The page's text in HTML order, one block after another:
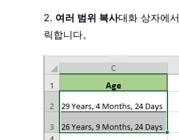
2. 여러 범위 복사대화 상자에서
릭합니다。